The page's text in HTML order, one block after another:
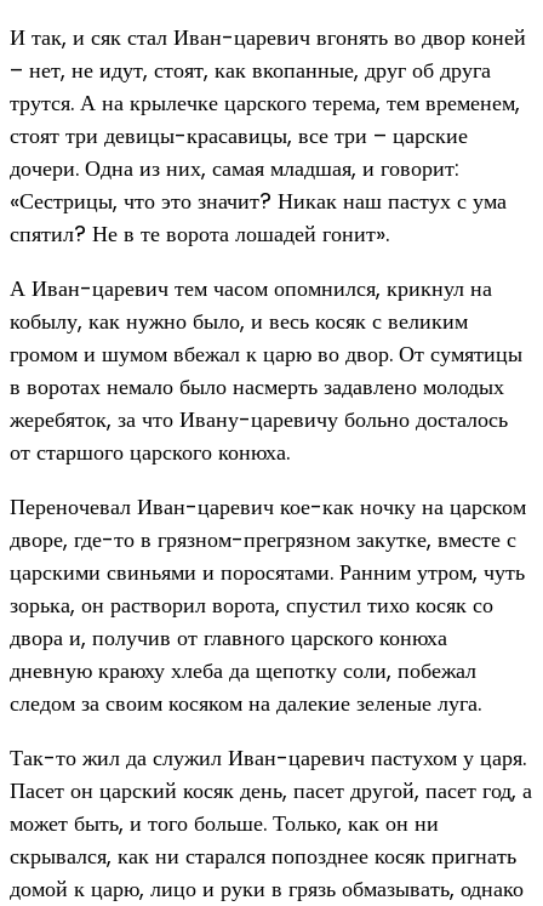
И так, и сяк стал Иван-царевич вгонять во двор коней
– нет, не идут, стоят, как вкопанные, друг об друга
трутся. А на крылечке царского терема, тем временем,
стоят три девицы-красавицы, все три – царские
дочери. Одна из них, самая младшая, и говорит:
«Сестрицы, что это значит? Никак наш пастух с ума
спятил? Не в те ворота лошадей гонит».
А Иван-царевич тем часом опомнился, крикнул на
кобылу, как нужно было, и весь косяк с великим
громом и шумом вбежал к царю во двор. От сумятицы
в воротах немало было насмерть задавлено молодых
жеребяток, за что Ивану-царевичу больно досталось
от старшого царского конюха.
Переночевал Иван-царевич кое-как ночку на царском
дворе, где-то в грязном-прегрязном закутке, вместе с
царскими свиньями и поросятами. Ранним утром, чуть
зорька, он растворил ворота, спустил тихо косяк со
двора и, получив от главного царского конюха
дневную краюху хлеба да щепотку соли, побежал
следом за своим косяком на далекие зеленые луга.
Так-то жил да служил Иван-царевич пастухом у царя.
Пасет он царский косяк день, пасет другой, пасет год, а
может быть, и того больше. Только, как он ни
скрывался, как ни старался попозднее косяк пригнать
домой к царю, лицо и руки в грязь обмазывать, однако